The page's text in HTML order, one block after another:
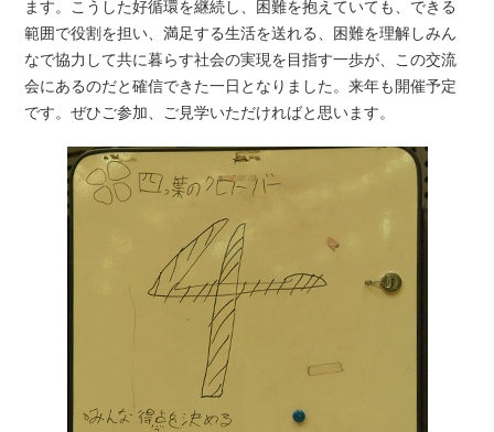
ます。こうした好循環を継続し、困難を抱えていても、できる
範囲で役割を担い、満足する生活を送れる、困難を理解しみん
なで協力して共に暮らす社会の実現を目指す一歩が、この交流
会にあるのだと確信できた一日となりました。来年も開催予定
です。ぜひご参加、ご見学いただければと思います。